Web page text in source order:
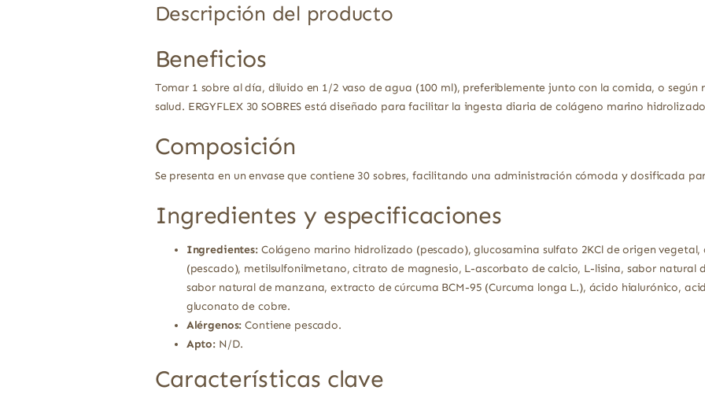
Descripción del producto
Beneficios
Tomar 1 sobre al día, diluido en 1/2 vaso de agua (100 ml), preferiblemente junto con la comida, o según
salud. ERGYFLEX 30 SOBRES está diseñado para facilitar la ingesta diaria de colágeno marino
Composición
Se presenta en un envase que contiene 30 sobres, facilitando una administración cómoda y dosificada
Ingredientes y especificaciones
Ingredientes:Colágeno marino hidrolizado (pescado), glucosamina sulfato 2KCl de origen
(pescado), metilsulfonilmetano, citrato de magnesio, L-ascorbato de calcio, L-lisina, sabor natural
sabor natural de manzana, extracto de cúrcuma BCM-95 (Curcuma longa L.), ácido hialurónico,
gluconato de cobre.
Alérgenos: Contiene pescado.
Apto: N/D.
Características clave